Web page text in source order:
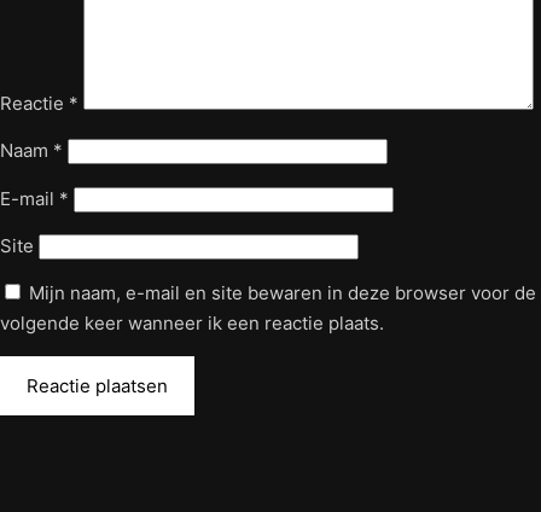
Reactie *
Naam *
E-mail *
Site
Mijn naam, e-mail en site bewaren in deze browser voor de
volgende keer wanneer ik een reactie plaats.